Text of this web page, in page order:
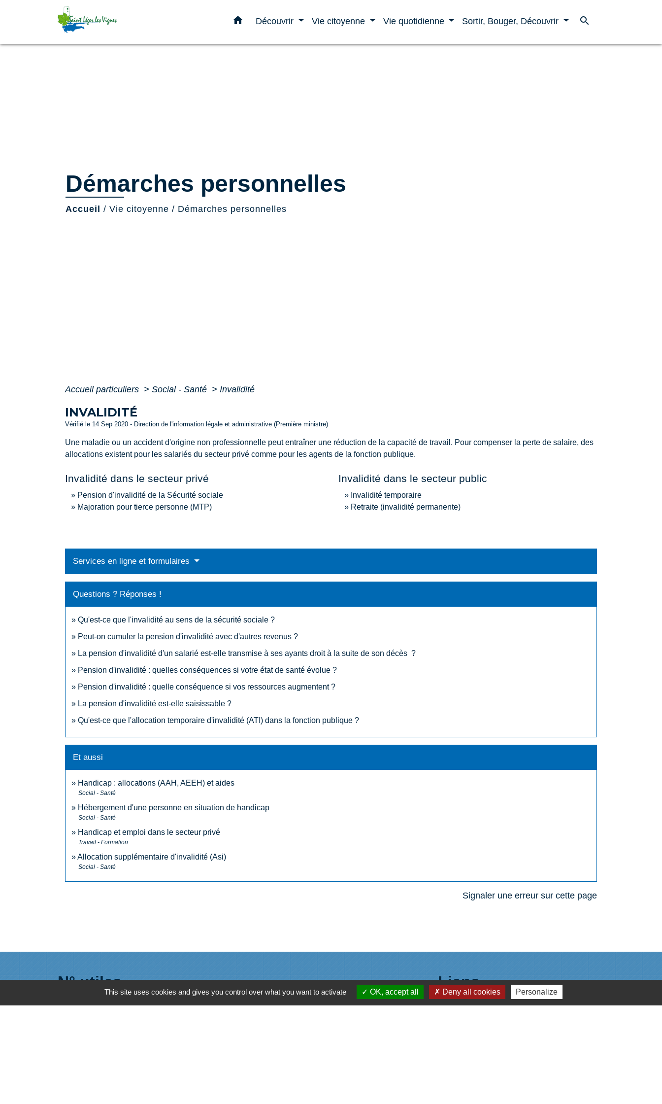
home Découvrir Vie citoyenne Vie quotidienne Sortir, Bouger, Découvrir search
Démarches personnelles
Accueil / Vie citoyenne / Démarches personnelles
Accueil particuliers > Social - Santé > Invalidité
INVALIDITÉ
Vérifié le 14 Sep 2020 - Direction de l'information légale et administrative (Première ministre)
Une maladie ou un accident d'origine non professionnelle peut entraîner une réduction de la capacité de travail. Pour compenser la perte de salaire, des
allocations existent pour les salariés du secteur privé comme pour les agents de la fonction publique.
Invalidité dans le secteur privé
Pension d'invalidité de la Sécurité sociale
Majoration pour tierce personne (MTP)
Invalidité dans le secteur public
Invalidité temporaire
Retraite (invalidité permanente)
Services en ligne et formulaires
Questions ? Réponses !
Qu'est-ce que l'invalidité au sens de la sécurité sociale ?
Peut-on cumuler la pension d'invalidité avec d'autres revenus ?
La pension d'invalidité d'un salarié est-elle transmise à ses ayants droit à la suite de son décès ?
Pension d'invalidité : quelles conséquences si votre état de santé évolue ?
Pension d'invalidité : quelle conséquence si vos ressources augmentent ?
La pension d'invalidité est-elle saisissable ?
Qu'est-ce que l'allocation temporaire d'invalidité (ATI) dans la fonction publique ?
Et aussi
Handicap : allocations (AAH, AEEH) et aides
Social - Santé
Hébergement d'une personne en situation de handicap
Social - Santé
Handicap et emploi dans le secteur privé
Travail - Formation
Allocation supplémentaire d'invalidité (Asi)
Social - Santé
Signaler une erreur sur cette page
N° utiles Liens
This site uses cookies and gives you control over what you want to activate OK, accept all Deny all cookies Personalize